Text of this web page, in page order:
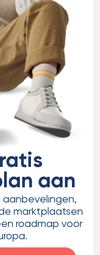
aan
aanbevelingen,
marktplaatsen
roadmap voor